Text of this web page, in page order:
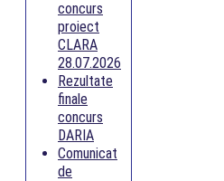
concurs
proiect
CLARA
28.07.2026
Rezultate
finale
concurs
DARIA
Comunicat
de